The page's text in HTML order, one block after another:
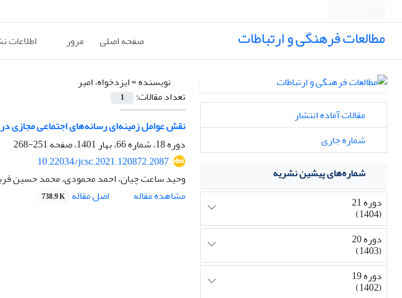
مطالعات فرهنگی و ارتباطات صفحه اصلی مرور اطلاعات
نویسنده =ایزدخواه، امیر
تعداد مقالات:
1
نقش عوامل زمینه‌ای رسانه‌های اجتماعی مجازی
دوره 18، شماره 66، بهار 1401، صفحه
251-268
10.22034/jcsc.2021.120872.2087
وحید ساعت چیان، احمد محمودی، محمد حسین
مشاهده مقاله
اصل مقاله 738.9 K
مقالات آماده انتشار
شماره جاری
شماره‌های پیشین نشریه
دوره 21
(1404)
دوره 20
(1403)
دوره 19
(1402)